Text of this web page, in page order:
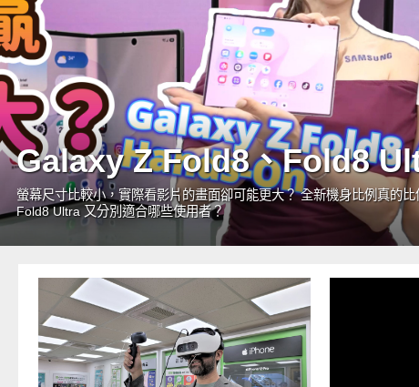
Galaxy Z Fold8、Fold8
螢幕尺寸比較小，實際看影片的畫面卻可能更大？ 全新機身比例真的
Fold8 Ultra 又分別適合哪些使用者？
READ
MORE